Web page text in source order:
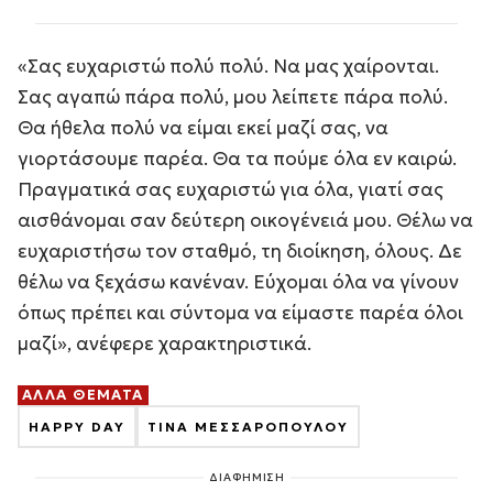
«Σας ευχαριστώ πολύ πολύ. Να μας χαίρονται.
Σας αγαπώ πάρα πολύ, μου λείπετε πάρα πολύ.
Θα ήθελα πολύ να είμαι εκεί μαζί σας, να
γιορτάσουμε παρέα. Θα τα πούμε όλα εν καιρώ.
Πραγματικά σας ευχαριστώ για όλα, γιατί σας
αισθάνομαι σαν δεύτερη οικογένειά μου. Θέλω να
ευχαριστήσω τον σταθμό, τη διοίκηση, όλους. Δε
θέλω να ξεχάσω κανέναν. Εύχομαι όλα να γίνουν
όπως πρέπει και σύντομα να είμαστε παρέα όλοι
μαζί», ανέφερε χαρακτηριστικά.
ΑΛΛΑ ΘΕΜΑΤΑ
HAPPY DAY ΤΙΝΑ ΜΕΣΣΑΡΟΠΟΥΛΟΥ
ΔΙΑΦΗΜΙΣΗ